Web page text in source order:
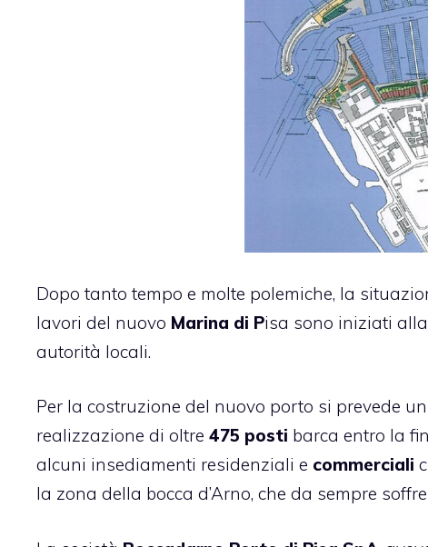
Dopo tanto tempo e molte polemiche, la
lavori del nuovo Marina di Pisa sono iniziati
autorità locali.
Per la costruzione del nuovo porto si prevede
realizzazione di oltre 475 posti barca entro la
alcuni insediamenti residenziali e commerciali
la zona della bocca d’Arno, che da sempre